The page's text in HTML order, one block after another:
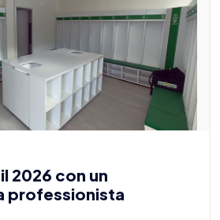
2026 con un
professionista